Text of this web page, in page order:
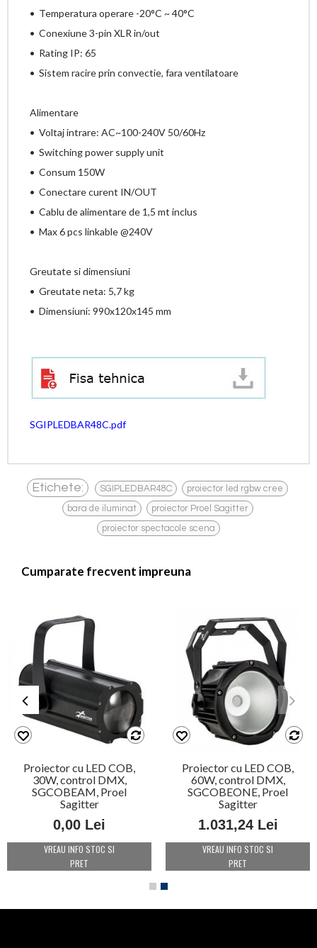
• Temperatura operare -20°C ~ 40°C
• Conexiune 3-pin XLR in/out
• Rating IP: 65
• Sistem racire prin convectie, fara ventilatoare
Alimentare
• Voltaj intrare: AC~100-240V 50/60Hz
• Switching power supply unit
• Consum 150W
• Conectare curent IN/OUT
• Cablu de alimentare de 1,5 mt inclus
• Max 6 pcs linkable @240V
Greutate si dimensiuni
• Greutate neta: 5,7 kg
• Dimensiuni: 990x120x145 mm
SGIPLEDBAR48C.pdf
Etichete: SGIPLEDBAR48C proiector led rgbw cree
bara de iluminat , proiector Proel Sagitter ,
proiector spectacole scena
Cumparate frecvent impreuna
Proiector cu LED COB,
30W, control DMX,
SGCOBEAM, Proel
Sagitter
0,00 Lei
VREAU INFO STOC SI
PRET
Proiector cu LED COB,
60W, control DMX,
SGCOBEONE, Proel
Sagitter
1.031,24 Lei
VREAU INFO STOC SI
PRET